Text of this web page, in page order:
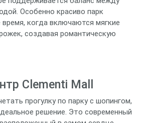
Особенно красиво парк
когда включаются мягкие
создавая романтическую
Clementi Mall
прогулку по парку с шопингом,
решение. Это современный